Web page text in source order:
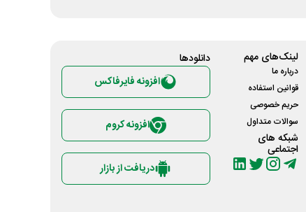
لینک‌های مهم
درباره ما
قوانین استفاده
حریم خصوصی
سوالات متداول
شبکه های
اجتماعی
دانلود‌ها
افزونه فایرفاکس
افزونه کروم
دریافت از بازار